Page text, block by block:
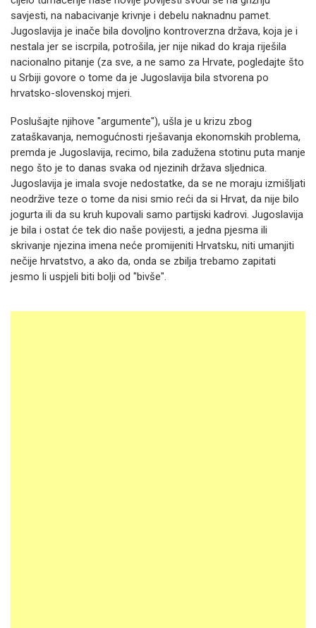
savjesti, na nabacivanje krivnje i debelu naknadnu pamet.
Jugoslavija je inače bila dovoljno kontroverzna država, koja je i
nestala jer se iscrpila, potrošila, jer nije nikad do kraja riješila
nacionalno pitanje (za sve, a ne samo za Hrvate, pogledajte što
u Srbiji govore o tome da je Jugoslavija bila stvorena po
hrvatsko-slovenskoj mjeri.
Poslušajte njihove "argumente"), ušla je u krizu zbog
zataškavanja, nemogućnosti rješavanja ekonomskih problema,
premda je Jugoslavija, recimo, bila zadužena stotinu puta manje
nego što je to danas svaka od njezinih država sljednica.
Jugoslavija je imala svoje nedostatke, da se ne moraju izmišljati
neodržive teze o tome da nisi smio reći da si Hrvat, da nije bilo
jogurta ili da su kruh kupovali samo partijski kadrovi. Jugoslavija
je bila i ostat će tek dio naše povijesti, a jedna pjesma ili
skrivanje njezina imena neće promijeniti Hrvatsku, niti umanjiti
nečije hrvatstvo, a ako da, onda se zbilja trebamo zapitati
jesmo li uspjeli biti bolji od "bivše".